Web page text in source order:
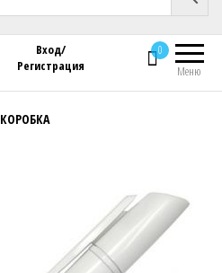
Меню
0
Вход/
Регистрация
Компания